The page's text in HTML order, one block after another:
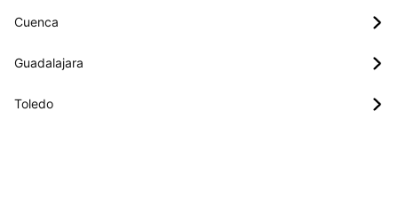
Cuenca
Guadalajara
Toledo